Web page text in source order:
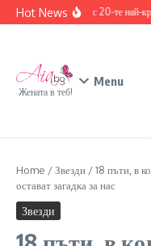
Skip to content
Hot News
Запознайте се с 20-те най-
Жената в теб!
Menu
Home /Звезди /18 пъти, в
остават загадка за нас
Звезди